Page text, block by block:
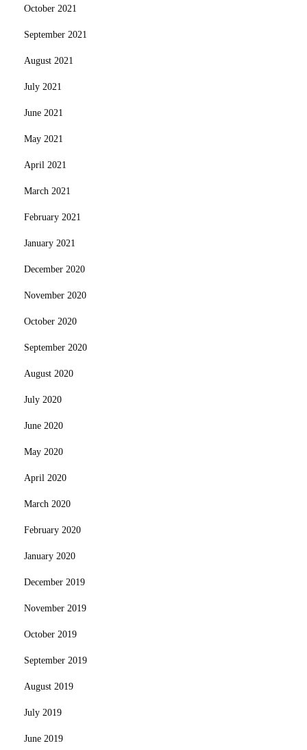
October 2021
September 2021
August 2021
July 2021
June 2021
May 2021
April 2021
March 2021
February 2021
January 2021
December 2020
November 2020
October 2020
September 2020
August 2020
July 2020
June 2020
May 2020
April 2020
March 2020
February 2020
January 2020
December 2019
November 2019
October 2019
September 2019
August 2019
July 2019
June 2019